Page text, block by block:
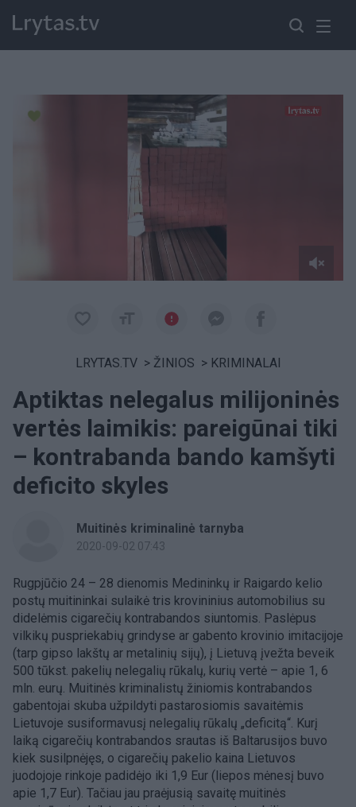
LRYTAS.TV > ŽINIOS > KRIMINALAI
Aptiktas nelegalus milijoninės
vertės laimikis: pareigūnai tiki
– kontrabanda bando kamšyti
deficito skyles
Muitinės kriminalinė tarnyba
2020-09-02 07:43
Rugpjūčio 24 – 28 dienomis Medininkų ir Raigardo kelio
postų muitininkai sulaikė tris krovininius automobilius su
didelėmis cigarečių kontrabandos siuntomis. Paslėpus
vilkikų puspriekabių grindyse ar gabento krovinio imitacijoje
(tarp gipso lakštų ar metalinių sijų), į Lietuvą įvežta beveik
500 tūkst. pakelių nelegalių rūkalų, kurių vertė – apie 1, 6
mln. eurų. Muitinės kriminalistų žiniomis kontrabandos
gabentojai skuba užpildyti pastarosiomis savaitėmis
Lietuvoje susiformavusį nelegalių rūkalų „deficitą“. Kurį
laiką cigarečių kontrabandos srautas iš Baltarusijos buvo
kiek susilpnėjęs, o cigarečių pakelio kaina Lietuvos
juodojoje rinkoje padidėjo iki 1,9 Eur (liepos mėnesį buvo
apie 1,7 Eur). Tačiau jau praėjusią savaitę muitinės